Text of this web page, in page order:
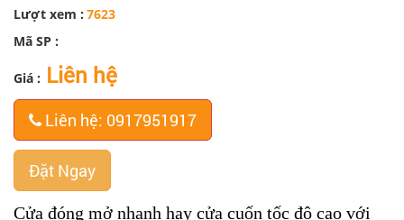
Lượt xem : 7623
Mã SP :
Giá : Liên hệ
Liên hệ: 0917951917
Đặt Ngay
Cửa đóng mở nhanh hay cửa cuốn tốc độ cao với